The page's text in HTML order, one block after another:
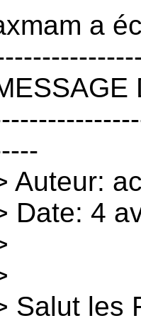
a
Auteur:
Date: 4
Salut les